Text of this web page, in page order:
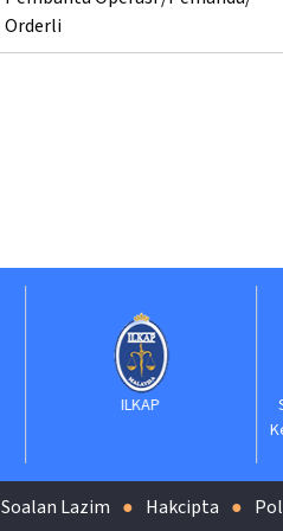
Orderli
ILKAP
Soalan Lazim Hakcipta